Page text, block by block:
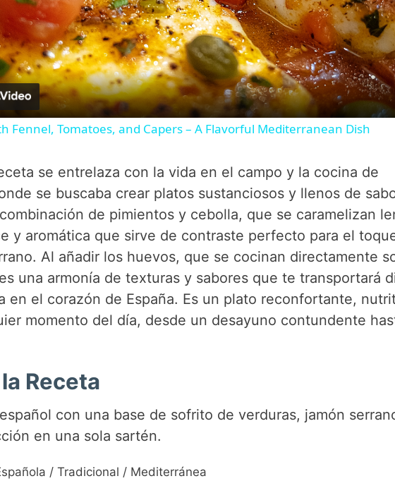
l
a
y
i
d
e
o
Fennel, Tomatoes, and Capers – A Flavorful Mediterranean Dish
se entrelaza con la vida en el campo y la cocina de
se buscaba crear platos sustanciosos y llenos de
de pimientos y cebolla, que se caramelizan
y aromática que sirve de contraste perfecto para el
Al añadir los huevos, que se cocinan directamente
una armonía de texturas y sabores que te transportará
en el corazón de España. Es un plato reconfortante,
momento del día, desde un desayuno contundente
Receta
con una base de sofrito de verduras, jamón
en una sola sartén.
/ Tradicional / Mediterránea